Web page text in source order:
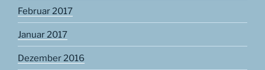
Februar 2017
Januar 2017
Dezember 2016